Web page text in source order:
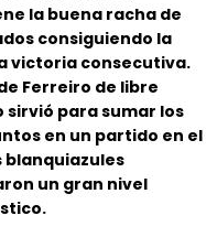
la buena racha de
consiguiendo la
victoria consecutiva.
Ferreiro de libre
sirvió para sumar los
en un partido en el
blanquiazules
un gran nivel